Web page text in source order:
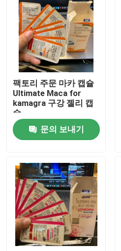
집
제품
비디오
팩토리 주문 마카 캡슐
Ultimate Maca for
kamagra 구강 젤리 캡
슐
문의 보내기